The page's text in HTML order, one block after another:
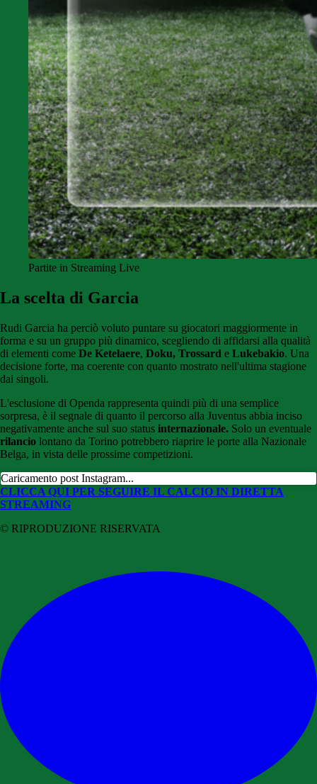
Partite in Streaming Live
La scelta di Garcia
Rudi Garcia ha perciò voluto puntare su giocatori maggiormente in
forma e su un gruppo più dinamico, scegliendo di affidarsi alla qualità
di elementi come De Ketelaere, Doku, Trossard e Lukebakio. Una
decisione forte, ma coerente con quanto mostrato nell'ultima stagione
dai singoli.
L'esclusione di Openda rappresenta quindi più di una semplice
sorpresa, è il segnale di quanto il percorso alla Juventus abbia inciso
negativamente anche sul suo status internazionale. Solo un eventuale
rilancio lontano da Torino potrebbero riaprire le porte alla Nazionale
Belga, in vista delle prossime competizioni.
Caricamento post Instagram...
CLICCA QUI PER SEGUIRE IL CALCIO IN DIRETTA
STREAMING
© RIPRODUZIONE RISERVATA